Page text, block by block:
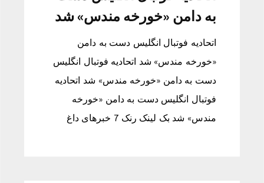
به دامن «خورخه مندس» شد
اتحادیه فوتبال انگلیس دست به دامن
«خورخه مندس» شد اتحادیه فوتبال انگلیس
دست به دامن «خورخه مندس» شد اتحادیه
فوتبال انگلیس دست به دامن «خورخه
مندس» شد بک لینک رنک 7 خبرهای داغ